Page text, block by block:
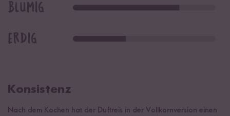
Konsistenz
Nach dem Kochen hat der Duftreis in der Vollkornversion einen